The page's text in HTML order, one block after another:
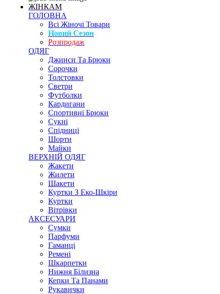
ЖІНКАМ
ГОЛОВНА
Всі Жіночі Товари
Новий Сезон
Розпродаж
ОДЯГ
Джинси Та Брюки
Сорочки
Толстовки
Светри
Футболки
Кардигани
Спортивні Брюки
Сукні
Спідниці
Шорти
Майки
ВЕРХНІЙ ОДЯГ
Жакети
Жилети
Шакети
Куртки З Еко-Шкіри
Куртки
Вітрівки
АКСЕСУАРИ
Сумки
Парфуми
Гаманці
Ремені
Шкарпетки
Нижня Білизна
Кепки Та Панами
Рукавички